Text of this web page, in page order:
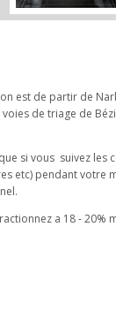
est de partir de
de triage de
si vous suivez les
etc) pendant votre
a 18 - 20%